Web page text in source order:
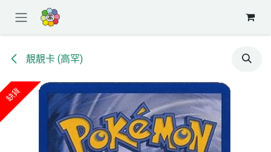
靚靚卡 (高罕)
缺貨